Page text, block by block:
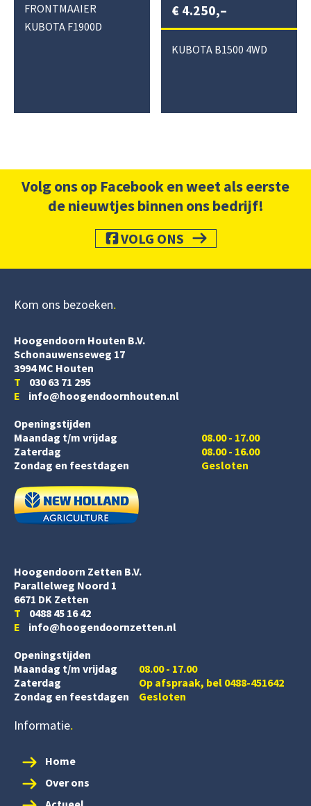
FRONTMAAIER
KUBOTA F1900D
€ 4.250,–
KUBOTA B1500 4WD
Volg ons op Facebook en weet als eerste
de nieuwtjes binnen ons bedrijf!
VOLG ONS
Kom ons bezoeken
Hoogendoorn Houten B.V.
Schonauwenseweg 17
3994 MC Houten
T 030 63 71 295
E info@hoogendoornhouten.nl
Openingstijden
Maandag t/m vrijdag
Zaterdag
08.00 - 17.00
08.00 - 16.00
Zondag en feestdagen
Gesloten
Hoogendoorn Zetten B.V.
Parallelweg Noord 1
6671 DK Zetten
T 0488 45 16 42
E info@hoogendoornzetten.nl
Openingstijden
Maandag t/m vrijdag
08.00 - 17.00
Zaterdag
Op afspraak, bel 0488-451642
Zondag en feestdagen
Gesloten
Informatie
Home
Over ons